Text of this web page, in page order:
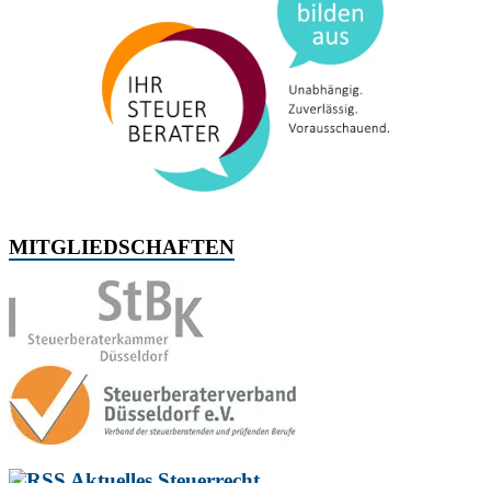
MITGLIEDSCHAFTEN